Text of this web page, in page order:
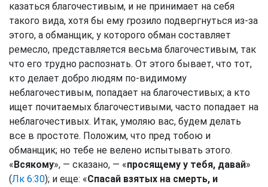
казаться благочестивым, и не принимает на себя
такого вида, хотя бы ему грозило подвергнуться из-за
этого, а обманщик, у которого обман составляет
ремесло, представляется весьма благочестивым, так
что его трудно распознать. От этого бывает, что тот,
кто делает добро людям по-видимому
неблагочестивым, попадает на благочестивых; а кто
ищет почитаемых благочестивыми, часто попадает на
неблагочестивых. Итак, умоляю вас, будем делать
все в простоте. Положим, что пред тобою и
обманщик; но тебе не велено испытывать этого.
«Всякому», — сказано, — «просящему у тебя, давай»
(Лк 6:30); и еще: «Спасай взятых на смерть, и